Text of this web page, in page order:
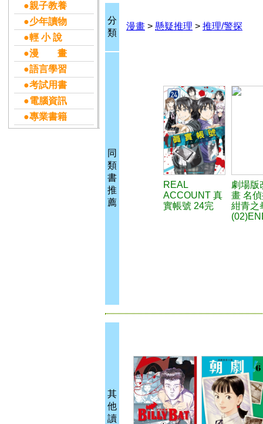
●親子教養
●少年讀物
●輕 小 說
●漫 畫
●語言學習
●考試用書
●電腦資訊
●專業書籍
分
類
漫畫 > 懸疑推理 > 推理/警探
同
類
書
推
薦
REAL
ACCOUNT 真
實帳號 24完
劇場版
畫 名
紺青之
其
他
讀